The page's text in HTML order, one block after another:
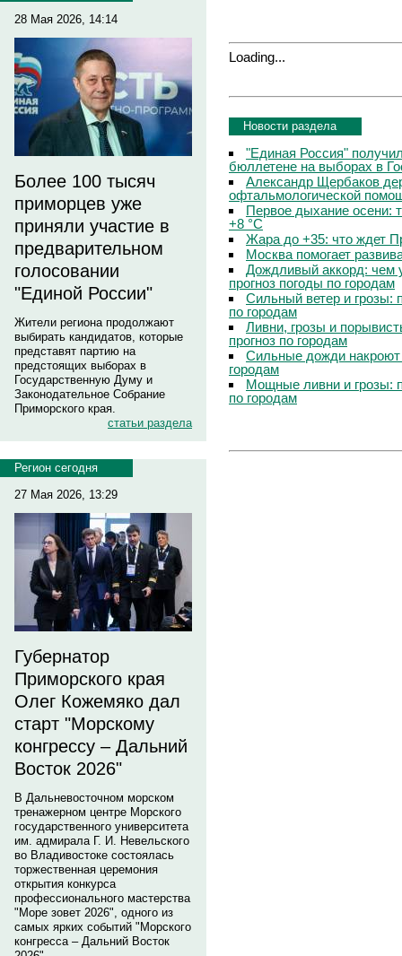
28 Мая 2026, 14:14
Более 100 тысяч
приморцев уже
приняли участие в
предварительном
голосовании
"Единой России"
Жители региона продолжают
выбирать кандидатов, которые
представят партию на
предстоящих выборах в
Государственную Думу и
Законодательное Собрание
Приморского края.
статьи раздела
Регион сегодня
27 Мая 2026, 13:29
Губернатор
Приморского края
Олег Кожемяко дал
старт "Морскому
конгрессу – Дальний
Восток 2026"
В Дальневосточном морском
тренажерном центре Морского
государственного университета
им. адмирала Г. И. Невельского
во Владивостоке состоялась
торжественная церемония
открытия конкурса
профессионального мастерства
"Море зовет 2026", одного из
самых ярких событий "Морского
конгресса – Дальний Восток
Loading...
Новости раздела
"Единая Россия"
бюллетене на выборах в
Александр Щербаков
офтальмологической
Первое дыхание осени:
+8 °C
Жара до +35: что ждет
Москва помогает
Дождливый аккорд: чем
прогноз погоды по городам
Сильный ветер и грозы:
по городам
Ливни, грозы и
прогноз по городам
Сильные дожди
городам
Мощные ливни и грозы:
по городам